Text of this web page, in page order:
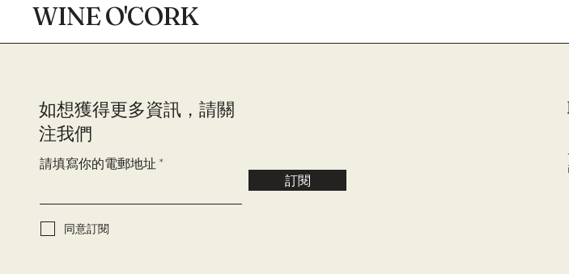
WINE O'CORK
​如想獲得更多資訊，請關
注我們
請填寫你的電郵地址
訂閱
同意訂閱